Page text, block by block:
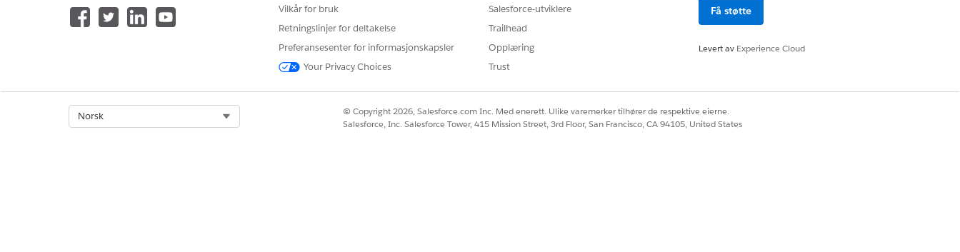
ELLER
Tillatelsessettet Tilpasse program
Ledetekstbyggeri Hurtigsøk-feltet i Oppsett, og velg deretter
Klikk på handlingsmenyen, og velg deretter
Se gjennom referansemodalen for å se alle komponentene som bruker malen.
Gå tilbake til Ledetekstbygger, og gjenta deretter trinnene for å åpne Slett mal-vinduet.
Vilkår for bruk
Retningslinjer for deltakelse
Preferansesenter for informasjonskapsler
Your Privacy Choices
Salesforce-utviklere
Trailhead
Opplæring
Trust
Få støtte
Levert av Experience Cloud
Norsk
© Copyright 2026, Salesforce.com Inc. Med enerett. Ulike varemerker tilhører de respektive eierne.
Salesforce, Inc. Salesforce Tower, 415 Mission Street, 3rd Floor, San Francisco, CA 94105, United States